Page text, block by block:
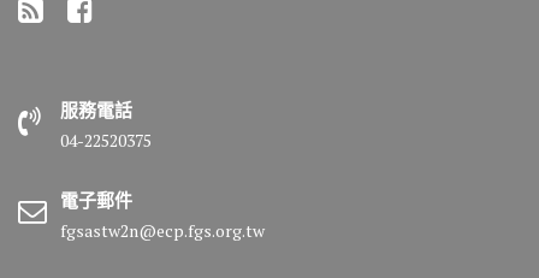
服務電話
04-22520375
電子郵件
fgsastw2n@ecp.fgs.org.tw